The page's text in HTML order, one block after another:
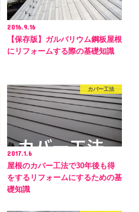
2016.9.16
【保存版】ガルバリウム鋼板屋根
にリフォームする際の基礎知識
カバー工法
2017.1.6
屋根のカバー工法で30年後も得
をするリフォームにするための基
礎知識